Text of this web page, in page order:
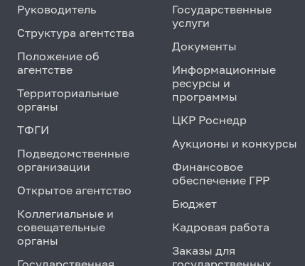
Руководитель
Структура агентства
Положение об
агентстве
Территориальные
органы
ТФГИ
Подведомственные
организации
Открытое агентство
Коллегиальные и
совещательные
органы
Государственные
услуги
Документы
Информационные
ресурсы и
программы
ЦКР Роснедр
Аукционы и конкурсы
Финансовое
обеспечение ГРР
Бюджет
Кадровая работа
Заказы для